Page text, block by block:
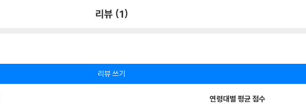
리뷰 (1)
리뷰 쓰기
연령대별 평균 점수